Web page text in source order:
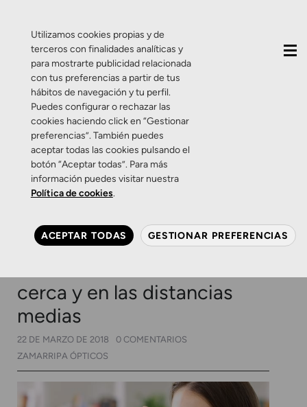
Etiqueta:promoción
de lentes
Promociones Salud Visual
Promoción: Progresivos
ocupacionales que mejoran
cerca y en las distancias
medias
22 DE MARZO DE 2018
0 COMENTARIOS
ZAMARRIPA ÓPTICOS
Utilizamos cookies propias y de
terceros con finalidades analíticas y
para mostrarte publicidad relacionada
con tus preferencias a partir de tus
hábitos de navegación y tu perfil.
Puedes configurar o rechazar las
cookies haciendo click en “Gestionar
preferencias”. También puedes
aceptar todas las cookies pulsando el
botón “Aceptar todas”. Para más
información puedes visitar nuestra
Política de cookies.
ACEPTAR TODAS GESTIONAR PREFERENCIAS